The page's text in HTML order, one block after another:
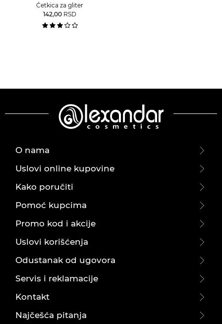
Četkica za gliter
142,00 RSD
O nama
Uslovi online kupovine
Kako poručiti
Pomoć kupcima
Promo kod i akcije
Uslovi korišćenja
Odustanak od ugovora
Servis i reklamacije
Kontakt
Najčešća pitanja